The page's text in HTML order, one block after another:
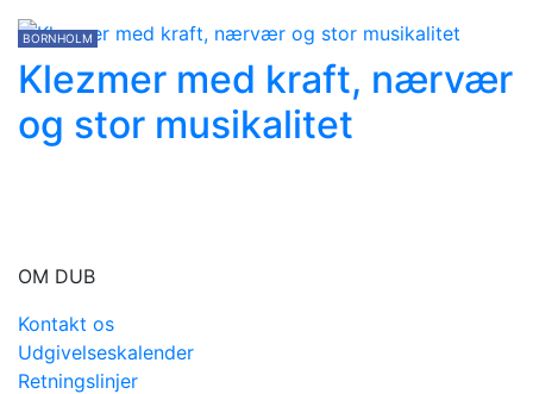
BORNHOLM
Klezmer med kraft, nærvær
og stor musikalitet
OM DUB
Kontakt os
Udgivelseskalender
Retningslinjer